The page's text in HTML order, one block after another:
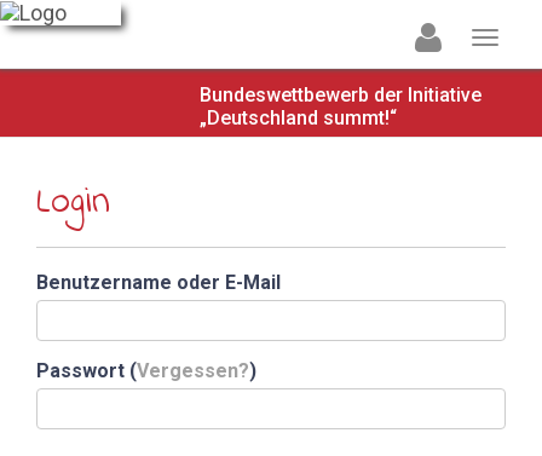
Bundeswettbewerb der Initiative
„Deutschland summt!“
Login
Benutzername oder E-Mail
Passwort (Vergessen?)